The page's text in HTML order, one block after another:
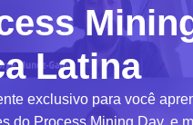
Latina
exclusivo para você
do Process Mining Day, e